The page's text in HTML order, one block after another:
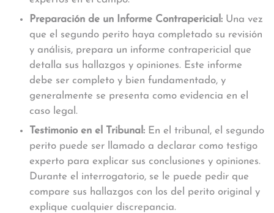
Preparación de un Informe Contrapericial: Una vez
que el segundo perito haya completado su revisión
y análisis, prepara un informe contrapericial que
detalla sus hallazgos y opiniones. Este informe
debe ser completo y bien fundamentado, y
generalmente se presenta como evidencia en el
caso legal.
Testimonio en el Tribunal: En el tribunal, el segundo
perito puede ser llamado a declarar como testigo
experto para explicar sus conclusiones y opiniones.
Durante el interrogatorio, se le puede pedir que
compare sus hallazgos con los del perito original y
explique cualquier discrepancia.